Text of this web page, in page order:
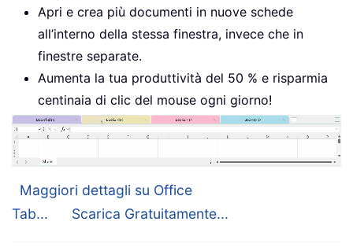
Apri e crea più documenti in nuove schede
all’interno della stessa finestra, invece che in
finestre separate.
Aumenta la tua produttività del 50 % e risparmia
centinaia di clic del mouse ogni giorno!
Maggiori dettagli su Office
Tab...
Scarica Gratuitamente...